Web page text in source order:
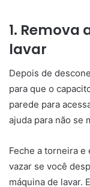
1.
lavar
Depois de
para que o
parede para
ajuda para não se
Feche a torneira e
vazar se você
máquina de lavar.